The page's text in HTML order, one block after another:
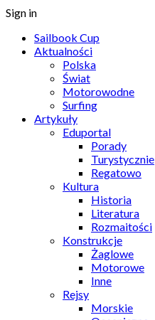
Sign in
Sailbook Cup
Aktualności
Polska
Świat
Motorowodne
Surfing
Artykuły
Eduportal
Porady
Turystycznie
Regatowo
Kultura
Historia
Literatura
Rozmaitości
Konstrukcje
Żaglowe
Motorowe
Inne
Rejsy
Morskie